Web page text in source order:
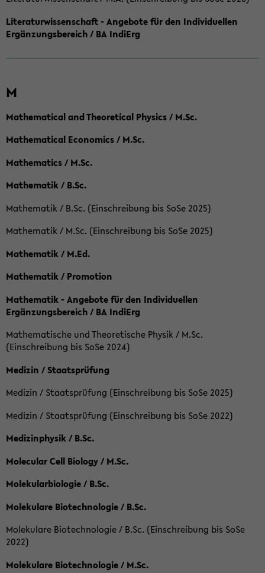
Literaturwissenschaft - Angebote für den Individuellen
Ergänzungsbereich / BA IndiErg
M
Mathematical and Theoretical Physics / M.Sc.
Mathematical Economics / M.Sc.
Mathematics / M.Sc.
Mathematik / B.Sc.
Mathematik / B.Sc. (Einschreibung bis SoSe 2025)
Mathematik / M.Sc. (Einschreibung bis SoSe 2025)
Mathematik / M.Ed.
Mathematik / Promotion
Mathematik - Angebote für den Individuellen
Ergänzungsbereich / BA IndiErg
Mathematische und Theoretische Physik / M.Sc.
(Einschreibung bis SoSe 2024)
Medizin / Staatsprüfung
Medizin / Staatsprüfung (Einschreibung bis SoSe 2025)
Medizin / Staatsprüfung (Einschreibung bis SoSe 2022)
Medizinphysik / B.Sc.
Molecular Cell Biology / M.Sc.
Molekularbiologie / B.Sc.
Molekulare Biotechnologie / B.Sc.
Molekulare Biotechnologie / B.Sc. (Einschreibung bis SoSe
2022)
Molekulare Biotechnologie / M.Sc.